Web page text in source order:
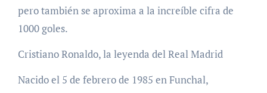
pero también se aproxima a la increíble cifra de
1000 goles.
Cristiano Ronaldo, la leyenda del Real Madrid
Nacido el 5 de febrero de 1985 en Funchal,